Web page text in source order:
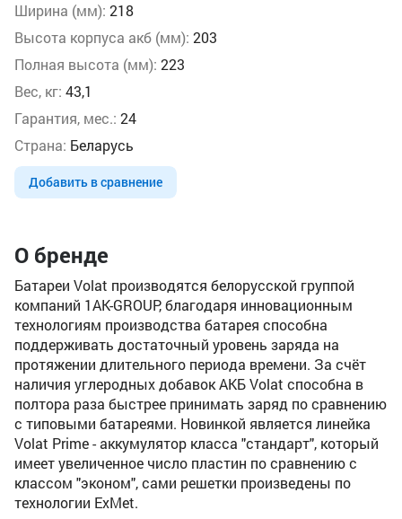
Ширина (мм): 218
Высота корпуса акб (мм): 203
Полная высота (мм): 223
Вес, кг: 43,1
Гарантия, мес.: 24
Страна: Беларусь
Добавить в сравнение
О бренде
Батареи Volat производятся белорусской группой
компаний 1AK-GROUP, благодаря инновационным
технологиям производства батарея способна
поддерживать достаточный уровень заряда на
протяжении длительного периода времени. За счёт
наличия углеродных добавок АКБ Volat способна в
полтора раза быстрее принимать заряд по сравнению
с типовыми батареями. Новинкой является линейка
Volat Prime - аккумулятор класса "стандарт", который
имеет увеличенное число пластин по сравнению с
классом "эконом", сами решетки произведены по
технологии ExMet.